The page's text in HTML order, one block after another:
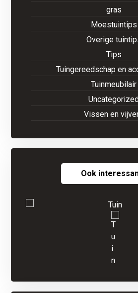
gras
Moestuintips
Overige
Tips
Tuingereedschap en
Tuinmeubilair
Vissen en
Ook